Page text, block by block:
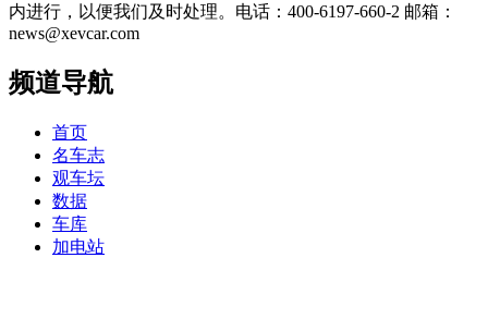
内进行，以便我们及时处理。电话：400-6197-660-2 邮箱：
news@xevcar.com
频道导航
首页
名车志
观车坛
数据
车库
加电站